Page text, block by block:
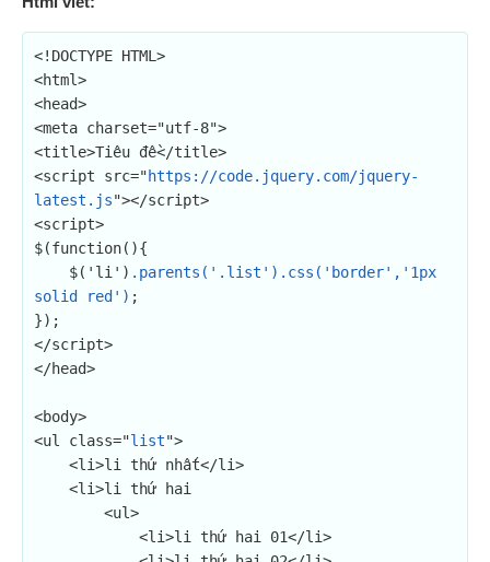
<!DOCTYPE HTML>
<html>
<head>
<meta charset="utf-8">
<title>Tiêu đề</title>
<script src="https://code.jquery.com/jquery-
latest.js"></script>
<script>
$(function(){
    $('li')
.parents('.list').css('border','1px
solid red') ;
});
</script>
</head>
<body>
<ul class="list">